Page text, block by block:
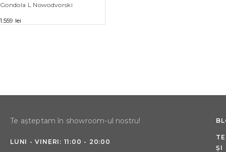
Gondola L Nowodvorski
1.559 lei
Te așteptam în showroom-ul nostru!
LUNI - VINERI: 11:00 - 20:00
ȘI